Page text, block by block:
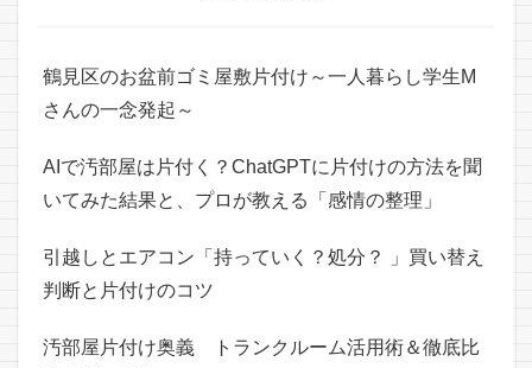
鶴見区のお盆前ゴミ屋敷片付け～一人暮らし学生M
さんの一念発起～
AIで汚部屋は片付く？ChatGPTに片付けの方法を聞
いてみた結果と、プロが教える「感情の整理」
引越しとエアコン「持っていく？処分？ 」買い替え
判断と片付けのコツ
汚部屋片付け奥義 トランクルーム活用術＆徹底比